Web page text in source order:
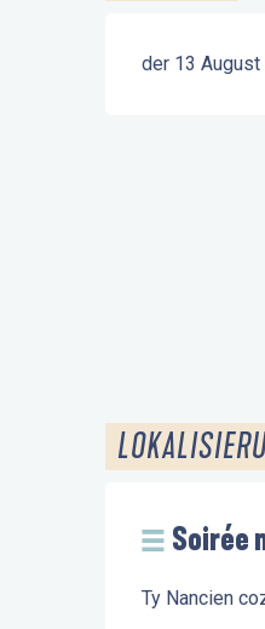
der 13 August
Soirée
Ty Nancien